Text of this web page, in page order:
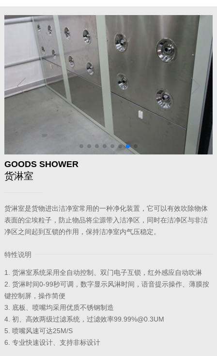
GOODS SHOWER
货淋室
货淋室是货物进出洁净室常用的一种净化装置，它可以有效吹除物体
表面的尘埃粒子，防止物品将尘源带入洁净区，同时在洁净区与非洁
净区之间起到互锁的作用，保持洁净室内气压稳定。
特性说明
1. 货淋室系统采用全自动控制、双门电子互锁，红外感应自动吹淋
2. 货淋时间0-99秒可调，数字显示风淋时间，语音提示操作、薄膜按
键控制屏，操作简便
3. 底板、喷嘴均采用优质不锈钢制造
4. 初、高效两级过滤系统，过滤效率99.99%@0.3UM
5. 喷嘴风速可达25M/S
6. 专业快速设计、支持非标设计